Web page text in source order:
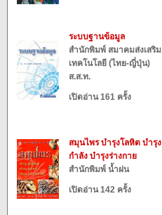
ระบบฐานข้อมูล
สำนักพิมพ์ สมาคมส่งเสริม
เทคโนโลยี (ไทย-ญี่ปุ่น)
ส.ส.ท.
เปิดอ่าน 161 ครั้ง
สมุนไพร บำรุงโลหิต บำรุง
กำลัง บำรุงร่างกาย
สำนักพิมพ์ น้ำฝน
เปิดอ่าน 142 ครั้ง